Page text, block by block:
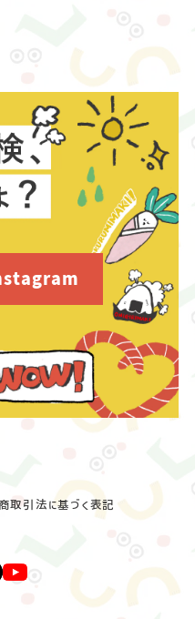
取引法に基づく表記